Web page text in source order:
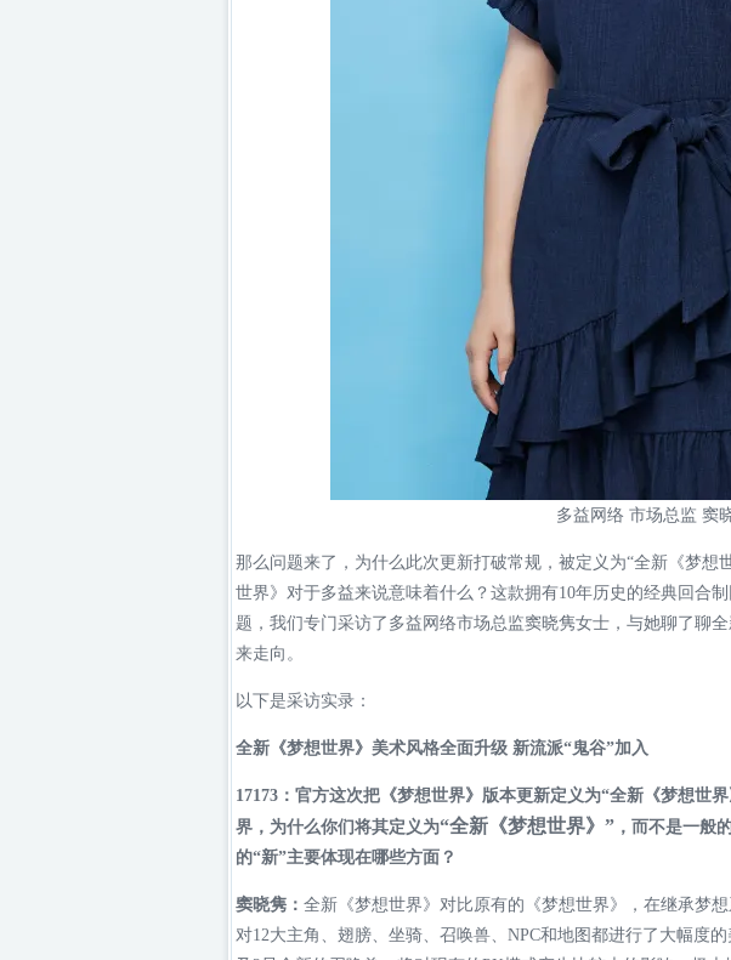
多益 网络市场总监 窦
那么问题来了，为什么此次更新打破常规，被定义为“全新《梦想
世界》对于多益来说意味着什么？这款拥有10年历史的经典回合
题，我们专门采访了多益 网络市场总监窦晓隽女士，与她聊了聊
来走向。
以下是采访实录：
全新《梦想世界》美术风格全面升级 新流派“鬼谷”加入
17173：官方这次把《梦想世界》版本更新定义为“全新《梦想世
界，为什么你们将其定义为“全新《梦想世界》”，而不是一般
的“新”主要体现在哪些方面？
窦晓隽： 全新《梦想世界》对比原有的《梦想世界》，在继承梦
对12大主角、翅膀、坐骑、召唤兽、NPC和地图都进行了大幅度